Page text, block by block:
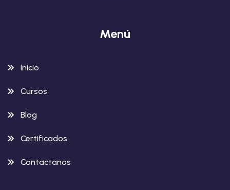
Menú
Inicio
Cursos
Blog
Certificados
Contactanos